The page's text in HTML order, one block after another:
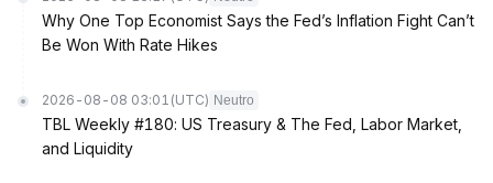
Why One Top Economist Says the Fed’s Inflation Fight Can’t
Be Won With Rate Hikes
2026-08-08 03:01 (UTC) Neutro
TBL Weekly #180: US Treasury & The Fed, Labor Market,
and Liquidity